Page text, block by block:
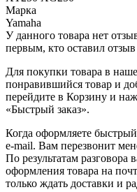
Марка
Yamaha
У данного товара нет
первым, кто оставил
Для покупки товара в
понравившийся товар и
перейдите в Корзину и
«Быстрый заказ».
Когда оформляете
e-mail. Вам перезвонит
По результатам разговора
оформления товара на
только ждать доставки и